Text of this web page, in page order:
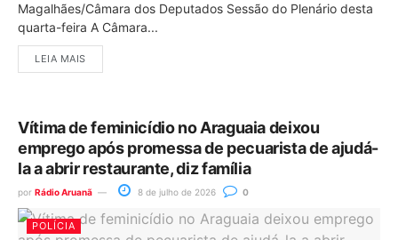
Magalhães/Câmara dos Deputados Sessão do Plenário desta
quarta-feira A Câmara...
LEIA MAIS
Vítima de feminicídio no Araguaia deixou
emprego após promessa de pecuarista de ajudá-
la a abrir restaurante, diz família
por Rádio Aruanã 8 de julho de 2026 0
POLÍCIA